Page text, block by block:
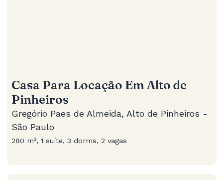
Casa Para Locação Em Alto de
Pinheiros
Gregório Paes de Almeida, Alto de Pinheiros -
São Paulo
280 m², 1 suíte, 3 dorms, 2 vagas